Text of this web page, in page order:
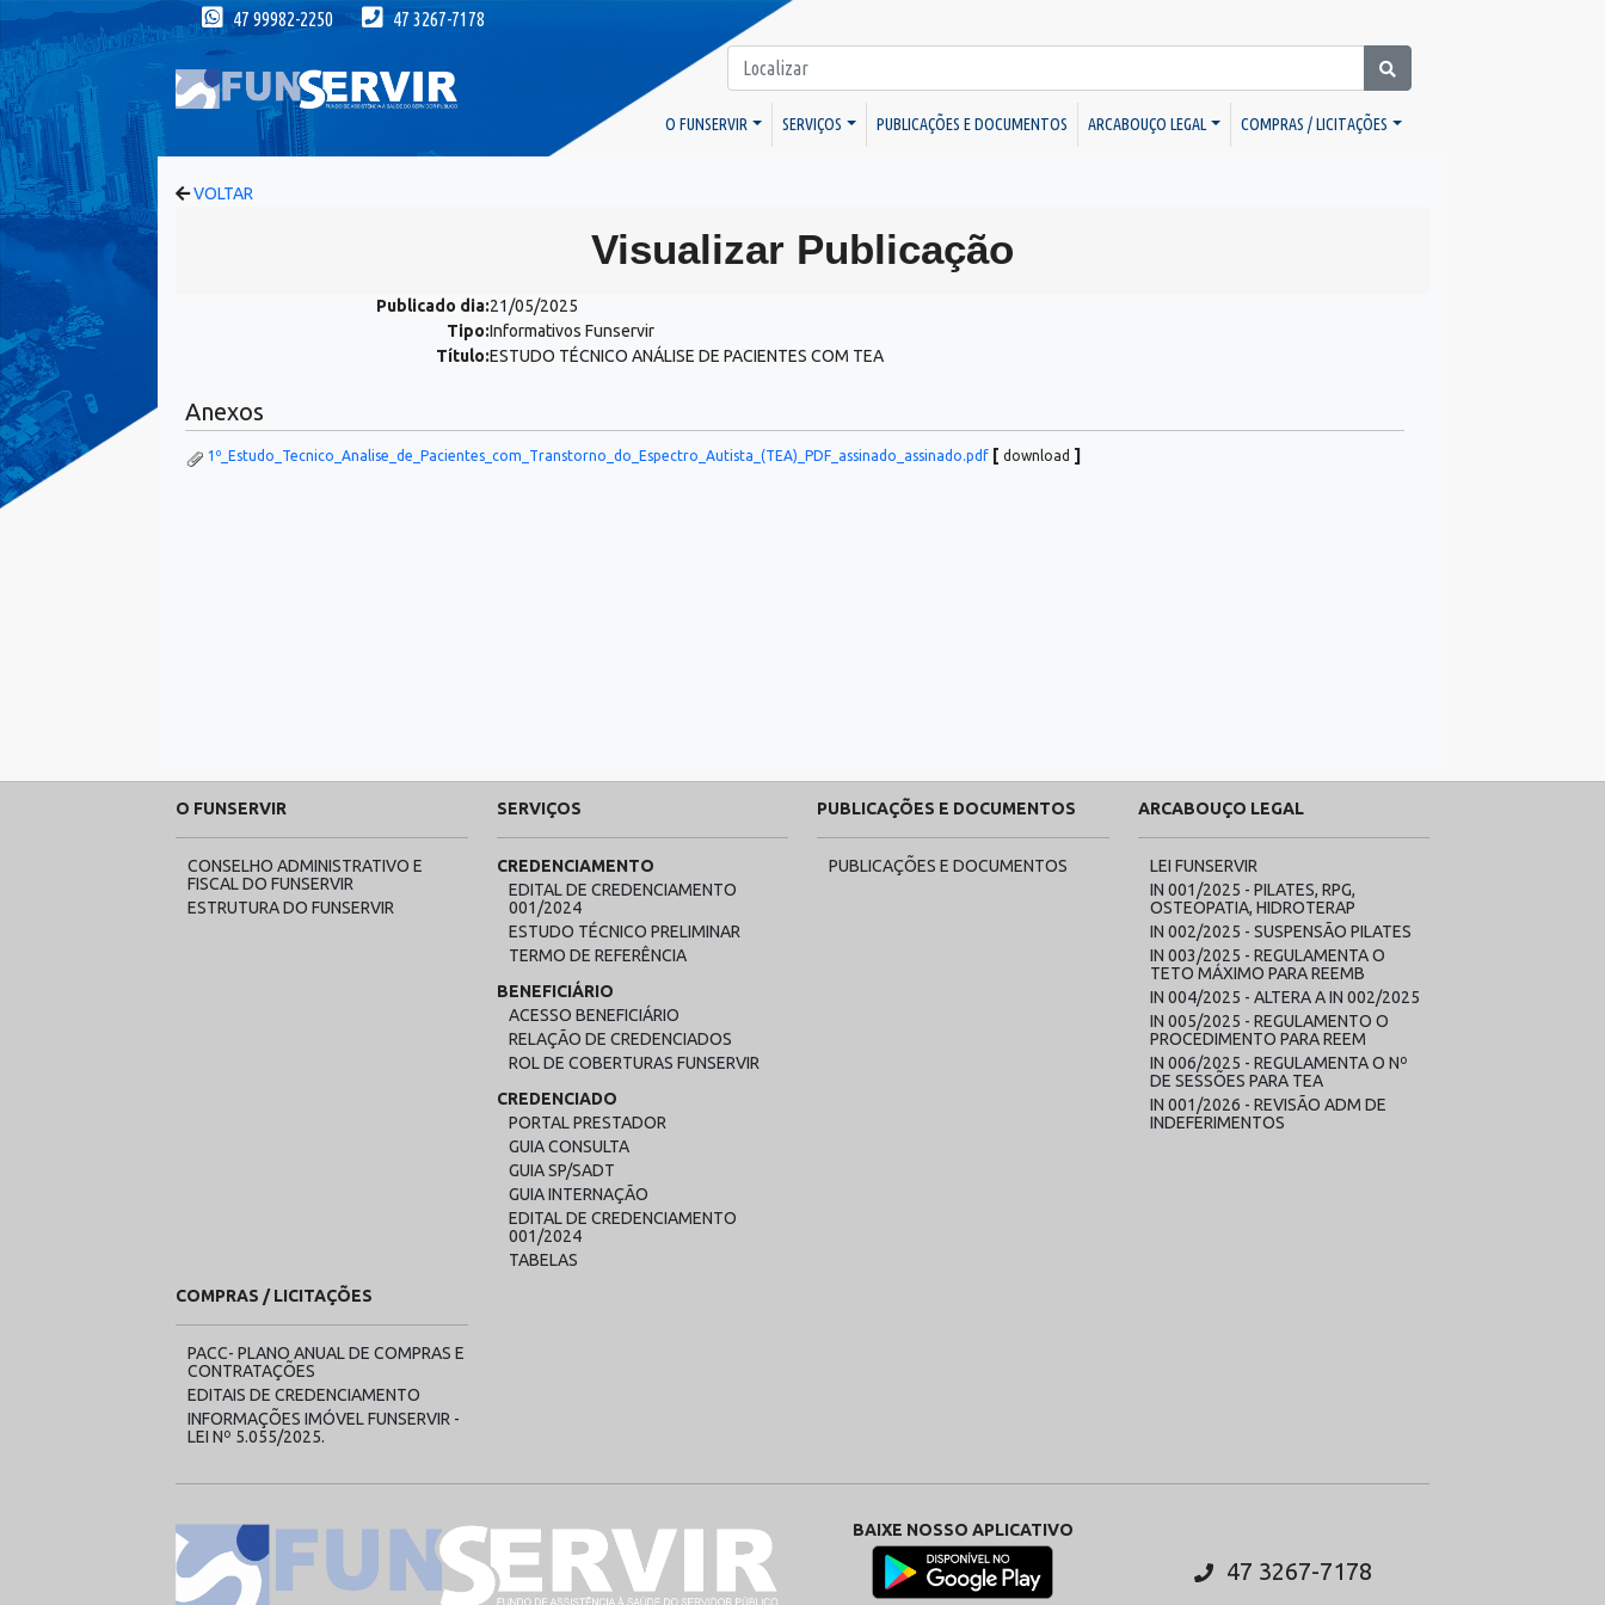
47 99982-2250 47 3267-7178
O FUNSERVIR SERVIÇOS PUBLICAÇÕES E DOCUMENTOS ARCABOUÇO LEGAL COMPRAS / LICITAÇÕES
VOLTAR
Visualizar Publicação
Publicado dia:21/05/2025
Tipo:Informativos Funservir
Título:ESTUDO TÉCNICO ANÁLISE DE PACIENTES COM TEA
Anexos
1º_Estudo_Tecnico_Analise_de_Pacientes_com_Transtorno_do_Espectro_Autista_(TEA)_PDF_assinado_assinado.pdf [ download ]
O FUNSERVIR
CONSELHO ADMINISTRATIVO E
FISCAL DO FUNSERVIR
ESTRUTURA DO FUNSERVIR
SERVIÇOS
CREDENCIAMENTO
EDITAL DE CREDENCIAMENTO
001/2024
ESTUDO TÉCNICO PRELIMINAR
TERMO DE REFERÊNCIA
BENEFICIÁRIO
ACESSO BENEFICIÁRIO
RELAÇÃO DE CREDENCIADOS
ROL DE COBERTURAS FUNSERVIR
CREDENCIADO
PORTAL PRESTADOR
GUIA CONSULTA
GUIA SP/SADT
GUIA INTERNAÇÃO
EDITAL DE CREDENCIAMENTO
001/2024
TABELAS
PUBLICAÇÕES E DOCUMENTOS
PUBLICAÇÕES E DOCUMENTOS
ARCABOUÇO LEGAL
LEI FUNSERVIR
IN 001/2025 - PILATES, RPG,
OSTEOPATIA, HIDROTERAP
IN 002/2025 - SUSPENSÃO PILATES
IN 003/2025 - REGULAMENTA O
TETO MÁXIMO PARA REEMB
IN 004/2025 - ALTERA A IN 002/2025
IN 005/2025 - REGULAMENTO O
PROCEDIMENTO PARA REEM
IN 006/2025 - REGULAMENTA O Nº
DE SESSÕES PARA TEA
IN 001/2026 - REVISÃO ADM DE
INDEFERIMENTOS
COMPRAS / LICITAÇÕES
PACC- PLANO ANUAL DE COMPRAS E
CONTRATAÇÕES
EDITAIS DE CREDENCIAMENTO
INFORMAÇÕES IMÓVEL FUNSERVIR -
LEI Nº 5.055/2025.
BAIXE NOSSO APLICATIVO
47 3267-7178